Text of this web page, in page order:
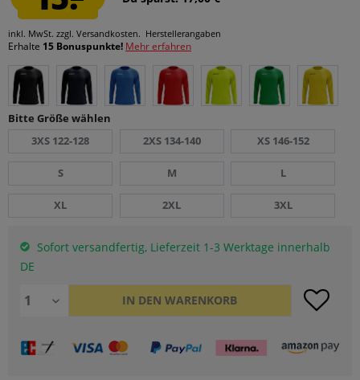
inkl. MwSt. zzgl. Versandkosten. Herstellerangaben
Erhalte 15 Bonuspunkte! Mehr erfahren
Bitte Größe wählen
3XS 122-128
2XS 134-140 XS 146-152
S M L
XL 2XL 3XL
Sofort versandfertig, Lieferzeit 1-3 Werktage innerhalb
DE
IN DEN WARENKORB